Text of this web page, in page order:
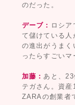
のだった。
デーブ： ロシ
て儲けている
の進出がうま
ったらすごいマ
加藤：あと、
テガさん。資
ZARAの創業者